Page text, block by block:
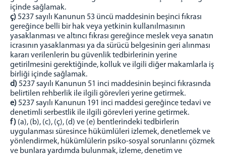
içinde sağlamak.
ç)5237 sayılı Kanunun 53 üncü maddesinin beşinci fıkrası
gereğince belli bir hak veya yetkinin kullanılmasının
yasaklanması ve altıncı fıkrası gereğince meslek veya sanatın
icrasının yasaklanması ya da sürücü belgesinin geri alınması
kararı verilenlerin bu güvenlik tedbirlerinin yerine
getirilmesini gerektiğinde, kolluk ve ilgili diğer makamlarla iş
birliği içinde sağlamak.
d)5237 sayılı Kanunun 51 inci maddesinin beşinci fıkrasında
belirtilen rehberlik ile ilgili görevleri yerine getirmek.
e)5237 sayılı Kanunun 191 inci maddesi gereğince tedavi ve
denetimli serbestlik ile ilgili görevleri yerine getirmek.
f) (a), (b), (c), (ç), (d) ve (e) bentlerindeki tedbirlerin
uygulanması süresince hükümlüleri izlemek, denetlemek ve
yönlendirmek, hükümlülerin psiko-sosyal sorunlarını çözmek
ve bunlara yardımda bulunmak, izleme, denetim ve